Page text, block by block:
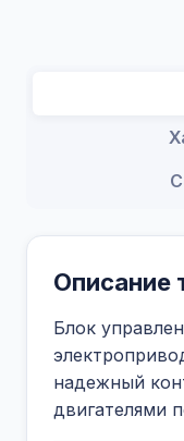
Описание
Блок
надежный
двигателями